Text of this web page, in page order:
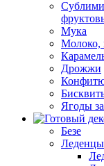
Мука
Молоко,
Дрожжи
Ягоды
Безе
Леденцы